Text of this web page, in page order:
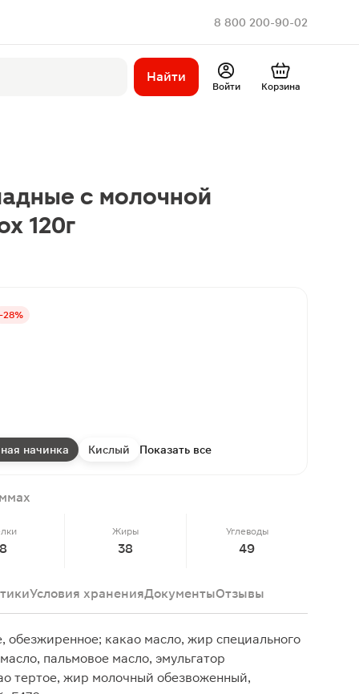
8 800 200-90-02
Найти
Войти Корзина
c молочной
120г
-28%
начинка Кислый Показать все
Жиры
38
Углеводы
49
Условия храненияДокументыОтзывы
обезжиренное; какао масло, жир специального
пальмовое масло, эмульгатор
тертое, жир молочный обезвоженный,